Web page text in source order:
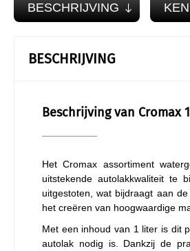
BESCHRIJVING
BESCHRIJVING
Beschrijving van Cromax
Het Cromax assortiment
uitstekende autolakkwaliteit te
uitgestoten, wat bijdraagt aan
het creëren van hoogwaardige
Met een inhoud van 1 liter is dit
autolak nodig is. Dankzij de